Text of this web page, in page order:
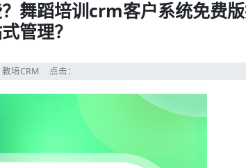
舞蹈培训crm客户系统免费
管理？
教培CRM 点击：